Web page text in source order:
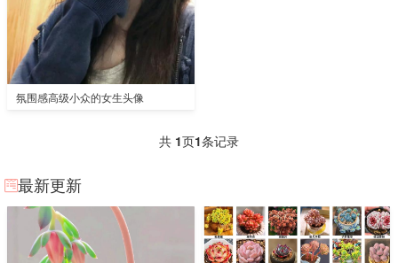
氛围感高级小众的女生头像
共 1页1条记录
最新更新